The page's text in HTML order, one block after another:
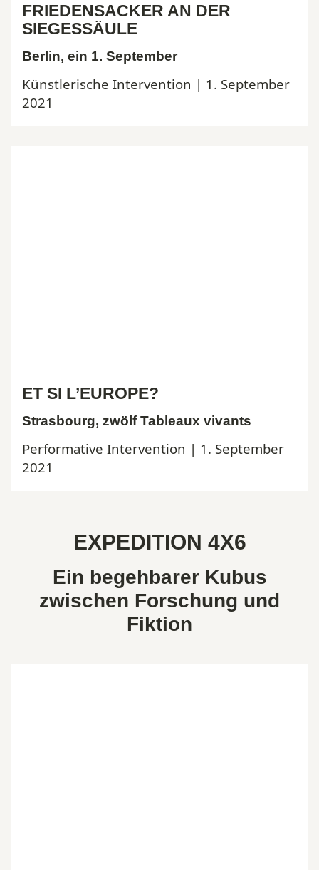
FRIEDENSACKER AN DER
SIEGESSÄULE
Berlin, ein 1. September
Künstlerische Intervention | 1. September
2021
ET SI L’EUROPE?
Strasbourg, zwölf Tableaux vivants
Performative Intervention | 1. September
2021
EXPEDITION 4X6
Ein begehbarer Kubus
zwischen Forschung und
Fiktion